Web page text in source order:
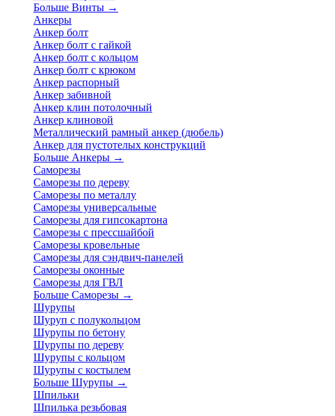
Больше Винты →
Анкеры
Анкер болт
Анкер болт с гайкой
Анкер болт с кольцом
Анкер болт с крюком
Анкер распорный
Анкер забивной
Анкер клин потолочный
Анкер клиновой
Металлический рамный анкер (дюбель)
Анкер для пустотелых конструкций
Больше Анкеры →
Саморезы
Саморезы по дереву
Саморезы по металлу
Саморезы универсальные
Саморезы для гипсокартона
Саморезы с прессшайбой
Саморезы кровельные
Саморезы для сэндвич-панелей
Саморезы оконные
Саморезы для ГВЛ
Больше Саморезы →
Шурупы
Шуруп с полукольцом
Шурупы по бетону
Шурупы по дереву
Шурупы с кольцом
Шурупы с костылем
Больше Шурупы →
Шпильки
Шпилька резьбовая